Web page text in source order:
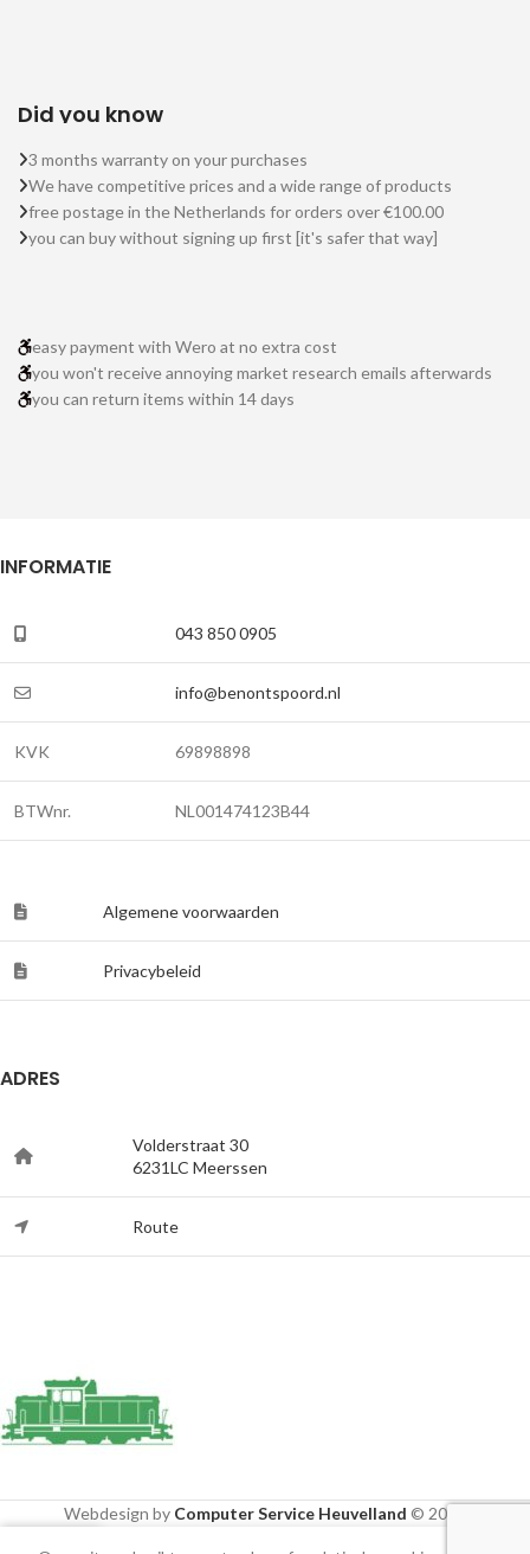
Did you know
3 months warranty on your purchases
We have competitive prices and a wide range of products
free postage in the Netherlands for orders over €100.00
you can buy without signing up first [it's safer that way]
easy payment with Wero at no extra cost
you won't receive annoying market research emails afterwards
you can return items within 14 days
INFORMATIE
043 850 0905
info@benontspoord.nl
KVK 69898898
BTWnr. NL001474123B44
Algemene voorwaarden
Privacybeleid
ADRES
Volderstraat 30
6231LC Meerssen
Route
Webdesign by Computer Service Heuvelland © 2020